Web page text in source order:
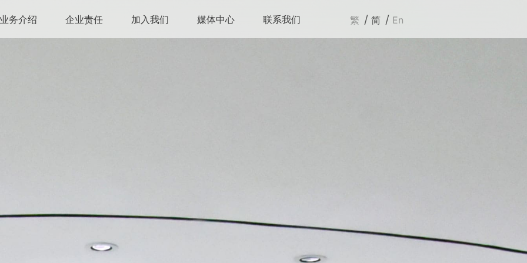
业务介绍 企业责任 加入我们 媒体中心 联系我们 繁 /简 / En